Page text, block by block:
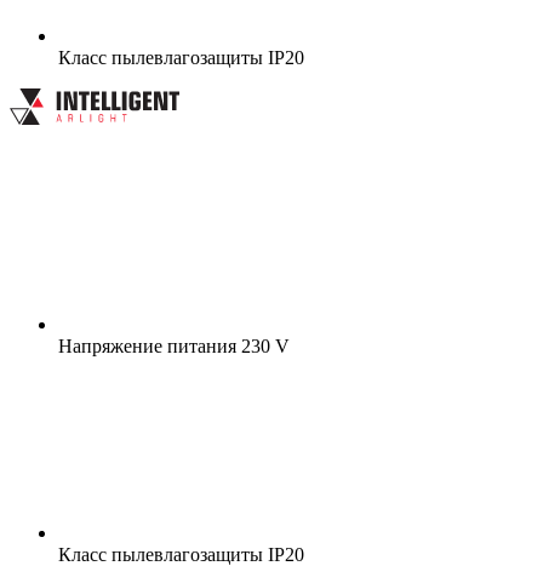
Класс пылевлагозащиты IP20
Напряжение питания 230 V
Класс пылевлагозащиты IP20